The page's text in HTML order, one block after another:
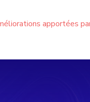
apportées